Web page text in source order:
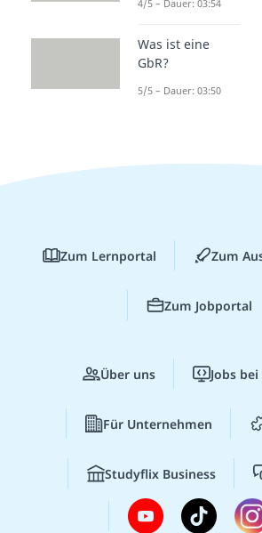
4/5 – Dauer: 03:54
Was ist eine
GbR?
5/5 – Dauer: 03:50
Zum Lernportal Zum
Zum Jobportal
Über uns Jobs
Für Unternehmen
Studyflix Business